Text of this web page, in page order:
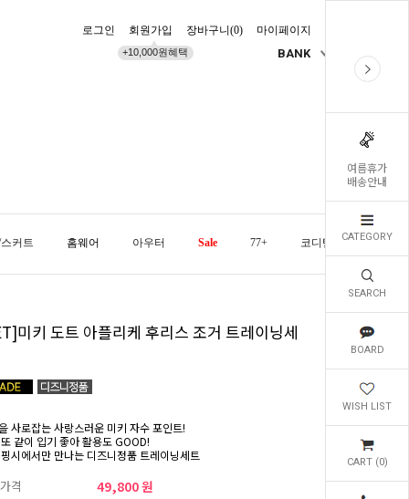
여름휴가
배송안내
CATEGORY
SEARCH
BOARD
WISH LIST
CART (0)
로그인 회원가입
+10,000원혜택
장바구니(0) 마이페이지
BANK
커트 홈웨어 아우터 Sale 77+ 코디템 오늘발송
미키 도트 아플리케 후리스 조거 트레이닝세
사로잡는 사랑스러운 미키 자수 포인트!
같이 입기 좋아 활용도 GOOD!
시에서만 만나는 디즈니정품 트레이닝세트
격 49,800 원